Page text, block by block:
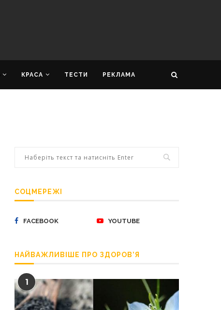
КРАСА ТЕСТИ РЕКЛАМА
СОЦМЕРЕЖІ
FACEBOOK YOUTUBE
НАЙВАЖЛИВІШЕ ПРО ЗДОРОВ’Я
1